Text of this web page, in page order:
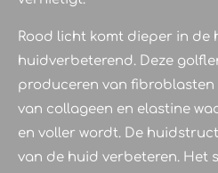
Rood licht komt dieper in de
huidverbeterend. Deze
produceren van
van collageen en elastine
en voller wordt. De
van de huid verbeteren. Het